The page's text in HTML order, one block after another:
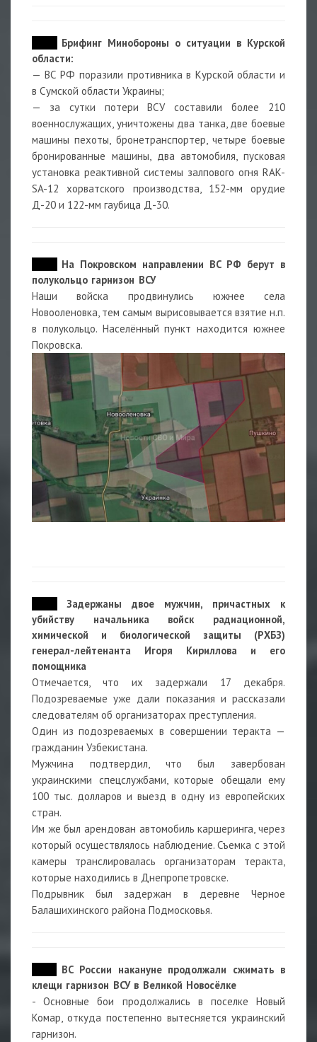
Брифинг Минобороны о ситуации в Курской
области:
— ВС РФ поразили противника в Курской области и
в Сумской области Украины;
— за сутки потери ВСУ составили более 210
военнослужащих, уничтожены два танка, две боевые
машины пехоты, бронетранспортер, четыре боевые
бронированные машины, два автомобиля, пусковая
установка реактивной системы залпового огня RAK-
SA-12 хорватского производства, 152-мм орудие
Д-20 и 122-мм гаубица Д-30.
На Покровском направлении ВС РФ берут в
полукольцо гарнизон ВСУ
Наши войска продвинулись южнее села
Новооленовка, тем самым вырисовывается взятие н.п.
в полукольцо. Населённый пункт находится южнее
Покровска.
Задержаны двое мужчин, причастных к
убийству начальника войск радиационной,
химической и биологической защиты (РХБЗ)
генерал-лейтенанта Игоря Кириллова и его
помощника
Отмечается, что их задержали 17 декабря.
Подозреваемые уже дали показания и рассказали
следователям об организаторах преступления.
Один из подозреваемых в совершении теракта —
гражданин Узбекистана.
Мужчина подтвердил, что был завербован
украинскими спецслужбами, которые обещали ему
100 тыс. долларов и выезд в одну из европейских
стран.
Им же был арендован автомобиль каршеринга, через
который осуществлялось наблюдение. Съемка с этой
камеры транслировалась организаторам теракта,
которые находились в Днепропетровске.
Подрывник был задержан в деревне Черное
Балашихинского района Подмосковья.
ВС России накануне продолжали сжимать в
клещи гарнизон ВСУ в Великой Новосёлке
- Основные бои продолжались в поселке Новый
Комар, откуда постепенно вытесняется украинский
гарнизон.